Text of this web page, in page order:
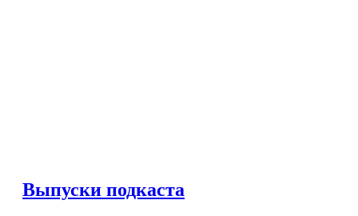
Выпуски подкаста